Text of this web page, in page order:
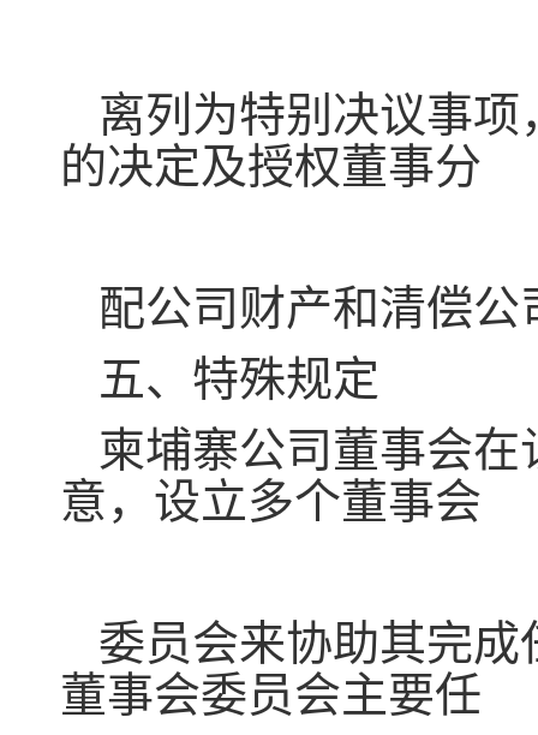
离列为特别决议事
的决定及授权董事分
配公司财产和清偿
五、特殊规定
柬埔寨公司董事会
意，设立多个董事会
委员会来协助其完
董事会委员会主要任